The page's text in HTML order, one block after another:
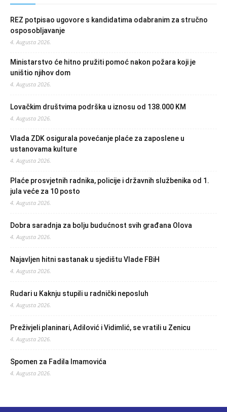
REZ potpisao ugovore s kandidatima odabranim za stručno
osposobljavanje
4. Augusta 2026.
Ministarstvo će hitno pružiti pomoć nakon požara koji je
uništio njihov dom
4. Augusta 2026.
Lovačkim društvima podrška u iznosu od 138.000 KM
4. Augusta 2026.
Vlada ZDK osigurala povećanje plaće za zaposlene u
ustanovama kulture
4. Augusta 2026.
Plaće prosvjetnih radnika, policije i državnih službenika od 1.
jula veće za 10 posto
4. Augusta 2026.
Dobra saradnja za bolju budućnost svih građana Olova
4. Augusta 2026.
Najavljen hitni sastanak u sjedištu Vlade FBiH
4. Augusta 2026.
Rudari u Kaknju stupili u radnički neposluh
4. Augusta 2026.
Preživjeli planinari, Adilović i Vidimlić, se vratili u Zenicu
4. Augusta 2026.
Spomen za Fadila Imamovića
4. Augusta 2026.